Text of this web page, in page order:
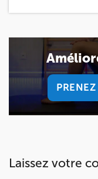
Laissez votre